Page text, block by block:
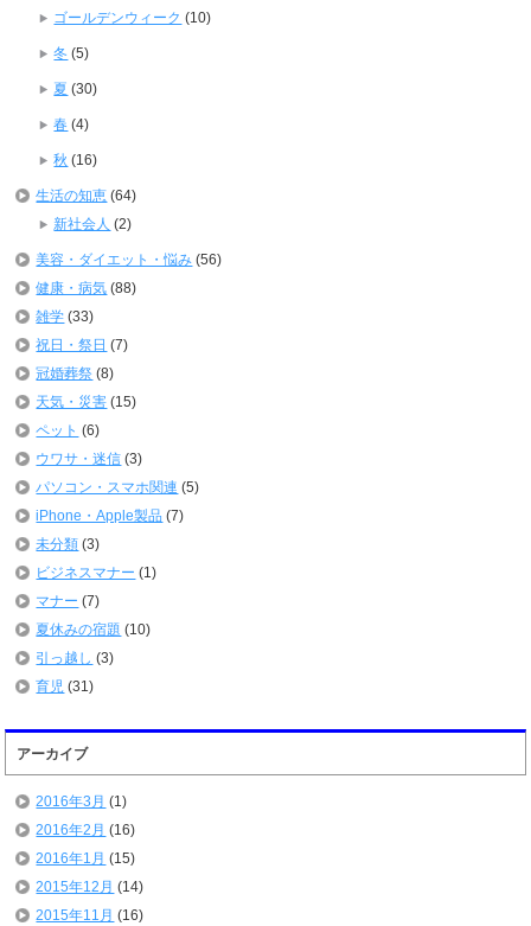
ゴールデンウィーク (10)
冬 (5)
夏 (30)
春 (4)
秋 (16)
生活の知恵 (64)
新社会人 (2)
美容・ダイエット・悩み (56)
健康・病気 (88)
雑学 (33)
祝日・祭日 (7)
冠婚葬祭 (8)
天気・災害 (15)
ペット (6)
ウワサ・迷信 (3)
パソコン・スマホ関連 (5)
iPhone・Apple製品 (7)
未分類 (3)
ビジネスマナー (1)
マナー (7)
夏休みの宿題 (10)
引っ越し (3)
育児 (31)
アーカイブ
2016年3月 (1)
2016年2月 (16)
2016年1月 (15)
2015年12月 (14)
2015年11月 (16)